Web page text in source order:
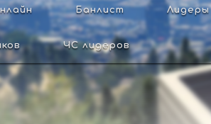
Банлист Лидеры
ЧС лидеров